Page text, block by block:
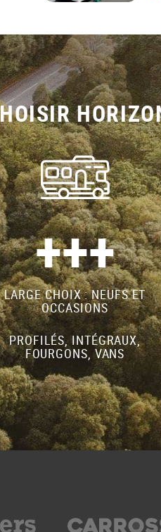
+++
LARGE CHOIX : NEUFS ET
OCCASIONS
PROFILÉS, INTÉGRAUX,
FOURGONS, VANS